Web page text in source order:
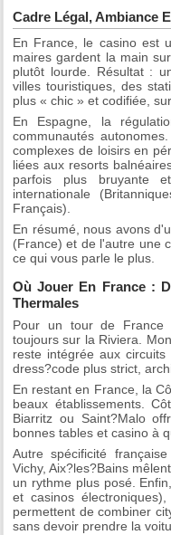
Cadre Légal, Ambiance
En France, le casino est
maires gardent la main
plutôt lourde. Résultat :
villes touristiques, des
plus « chic » et codifiée,
En Espagne, la
communautés
complexes de loisirs en
liées aux resorts
parfois plus bruyante
internationale
Français).
En résumé, nous avons
(France) et de l'autre une
ce qui vous parle le plus.
Où Jouer En France :
Thermales
Pour un tour de France
toujours sur la Riviera.
reste intégrée aux
dress?code plus strict,
En restant en France, la
beaux établissements.
Biarritz ou Saint?Malo
bonnes tables et casino à
Autre spécificité
Vichy, Aix?les?Bains
un rythme plus posé.
et casinos
permettent de combiner
sans devoir prendre la